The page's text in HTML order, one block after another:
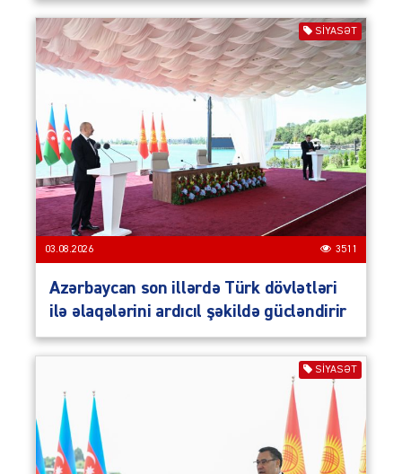
SIYASƏT
03.08.2026 3511
Azərbaycan son illərdə Türk dövlətləri
ilə əlaqələrini ardıcıl şəkildə gücləndirir
SIYASƏT